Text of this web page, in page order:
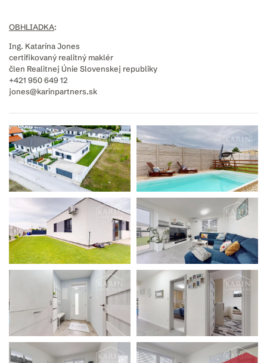
OBHLIADKA:
Ing. Katarína Jones
certifikovaný realitný maklér
člen Realitnej Únie Slovenskej republiky
+421 950 649 12
jones@karinpartners.sk